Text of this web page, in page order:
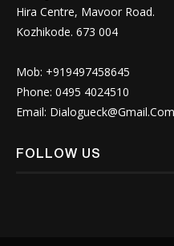
Hira Centre, Mavoor Road.
Kozhikode. 673 004
Mob: +919497458645
Phone: 0495 4024510
Email: Dialogueck@Gmail.Com
FOLLOW US